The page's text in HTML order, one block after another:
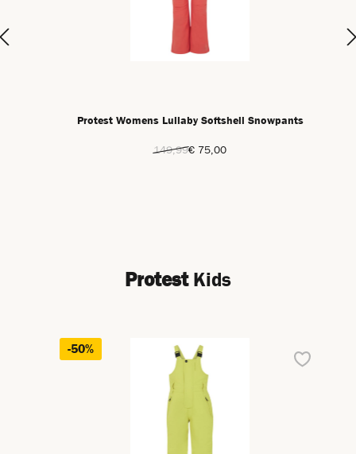
Protest Womens Lullaby Softshell Snowpants
149,99€ 75,00
ProtestKids
Productgalerij overslaan
-50%